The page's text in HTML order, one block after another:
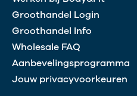
Groothandel Login
Groothandel Info
Wholesale FAQ
Aanbevelingsprogramma
Jouw privacyvoorkeuren